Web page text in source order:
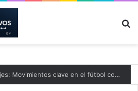
Mercado de Fichajes: Movimientos clave en el fútbol comarcal